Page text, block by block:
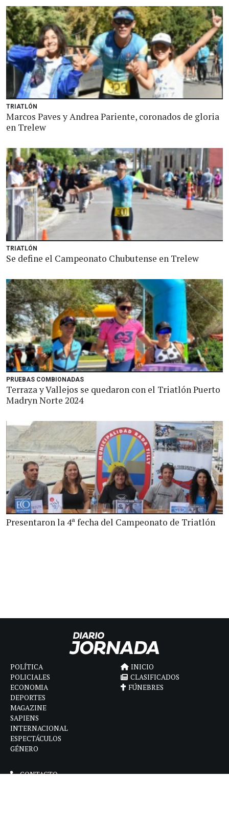
TRIATLÓN
Marcos Paves y Andrea Pariente, coronados de gloria
en Trelew
TRIATLÓN
Se define el Campeonato Chubutense en Trelew
PRUEBAS COMBIONADAS
Terraza y Vallejos se quedaron con el Triatlón Puerto
Madryn Norte 2024
Presentaron la 4ª fecha del Campeonato de Triatlón
POLÍTICA
POLICIALES
ECONOMIA
DEPORTES
MAGAZINE
SAPIENS
INTERNACIONAL
ESPECTÁCULOS
GÉNERO
INICIO
CLASIFICADOS
FÚNEBRES
CONTACTO